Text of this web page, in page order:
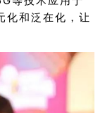
化和泛在化，让